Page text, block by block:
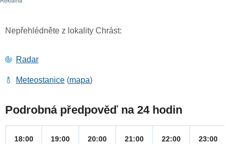
Nepřehlédněte z lokality Chrást:
Radar
Meteostanice (mapa)
Podrobná předpověď na 24 hodin
18:00 19:00 20:00 21:00 22:00 23:00